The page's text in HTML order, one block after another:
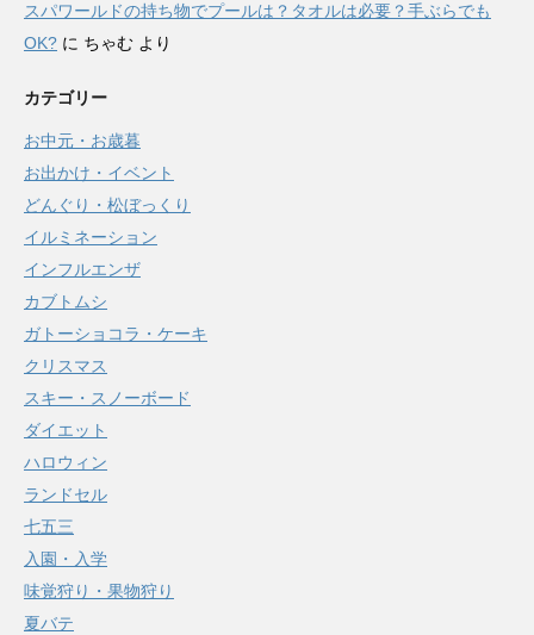
スパワールドの持ち物でプールは？タオルは必要？手ぶらでも
OK? に ちゃむ より
カテゴリー
お中元・お歳暮
お出かけ・イベント
どんぐり・松ぼっくり
イルミネーション
インフルエンザ
カブトムシ
ガトーショコラ・ケーキ
クリスマス
スキー・スノーボード
ダイエット
ハロウィン
ランドセル
七五三
入園・入学
味覚狩り・果物狩り
夏バテ